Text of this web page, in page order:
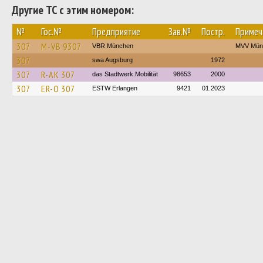
Другие ТС с этим номером:
№ Гос.№ Предприятие Зав.№ Постр.
307 M-VB 9307 VBR München MVV
307 swa Augsburg 1972
307 R-AK 307 das Stadtwerk.Mobilität 98653 2000
307 ER-O 307 ESTW Erlangen 9421 01.2023